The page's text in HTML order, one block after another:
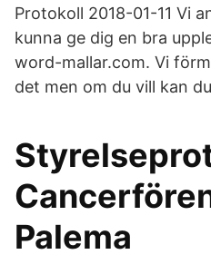
Protokoll 2018-01-11 Vi
kunna ge dig en bra
word-mallar.com. Vi
det men om du vill kan
Palema